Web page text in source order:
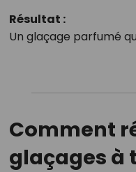
Résultat :
Un glaçage parfumé
Comment
glaçages à